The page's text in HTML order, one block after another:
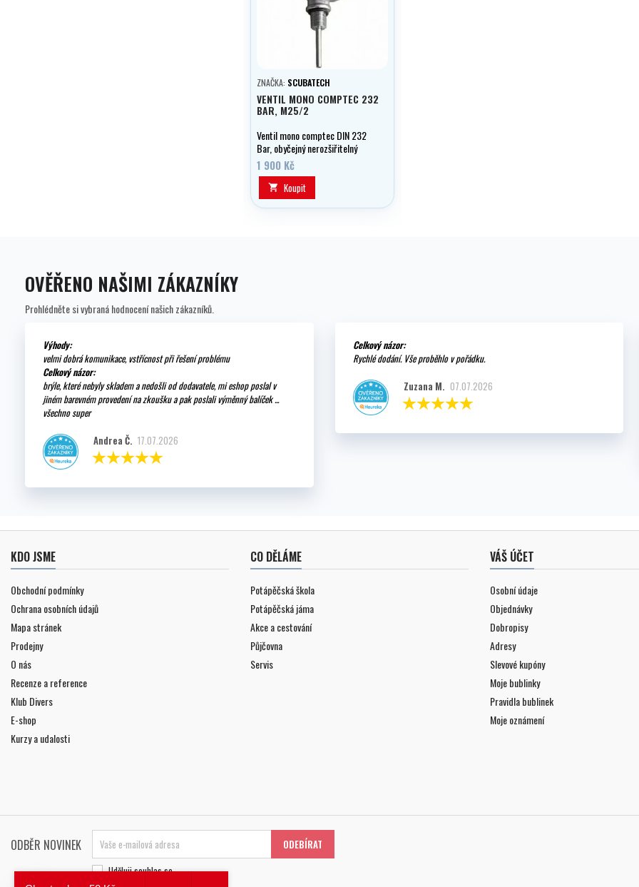
ZNAČKA: SCUBATECH
VENTIL MONO COMPTEC 232
BAR, M25/2
Ventil mono comptec DIN 232
Bar, obyčejný nerozšiřitelný
M25/2. Kyslíkově čistý.
1 900 Kč
 Koupit
OVĚŘENO NAŠIMI ZÁKAZNÍKY
Prohlédněte si vybraná hodnocení našich zákazníků.
Výhody:
velmi dobrá komunikace, vstřícnost při řešení problému
Celkový názor:
brýle, které nebyly skladem a nedošli od dodavatele, mi eshop poslal v
jiném barevném provedení na zkoušku a pak poslali výměnný balíček ...
všechno super
Andrea Č. 17.07.2026
Celkový názor:
Rychlé dodání. Vše proběhlo v pořádku.
Zuzana M. 07.07.2026
KDO JSME
Obchodní podmínky
Ochrana osobních údajů
Mapa stránek
Prodejny
O nás
Recenze a reference
Klub Divers
E-shop
Kurzy a udalosti
CO DĚLÁME
Potápěčská škola
Potápěčská jáma
Akce a cestování
Půjčovna
Servis
VÁŠ ÚČET
Osobní údaje
Objednávky
Dobropisy
Adresy
Slevové kupóny
Moje bublinky
Pravidla bublinek
Moje oznámení
ODBĚR NOVINEK
Uděluji souhlas se
zpracováním osobních údajů